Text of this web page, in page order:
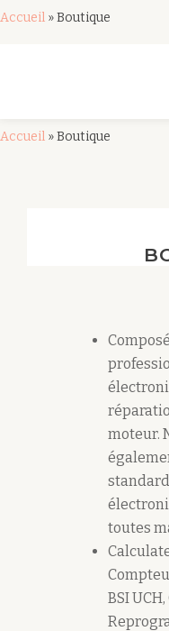
Accueil »Boutique
Accueil »Boutique
moteur.
toutes
BSI